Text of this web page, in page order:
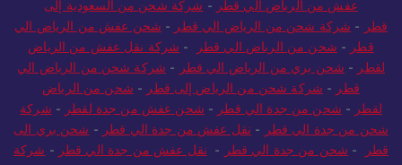
عفش من الرياض الي قطر-شركة شحن من السعودية إلى
قطر- شركة شحن من الرياض الي قطر-شحن عفش من الرياض الي
قطر-شحن من الرياض الي قطر-شركة نقل عفش من الرياض
لقطر- شحن بري من الرياض الي قطر- شركة شحن من الرياض الي
قطر- شركة شحن من الرياض إلى قطر-شحن من الرياض
لقطر-شحن من جدة الي قطر-شحن عفش من جدة لقطر-شركة
شحن من جدة الي قطر- نقل عفش من جدة الي قطر-شحن بري الى
قطر- شحن من جدة الي قطر-نقل عفش من جدة الي قطر-شركة